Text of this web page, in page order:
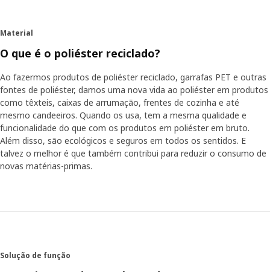
60 minutos de atividade física moderada a vigorosa por
dia. Além disso, algumas vezes por semana, recomenda-
frequência durante um maior período de tempo.
Encontre o ritmo na vida no dia a dia
A Maria tem sugestões sobre como ter tempo e energia
para fazer exercício físico regularmente no dia a dia. "Se
for possível, ir a pé ou de bicicleta para a escola é uma
excelente oportunidade para fazer exercício no dia a dia.
Tal como conviver e brincar com os amigos ao ar livre,
física, mas poderão requerer algum incentivo para
praticarem desporto ou outras atividades que sejam
apropriadas para a sua idade e interesses. Depois, se
Material
O que é o poliéster reciclado?
Ao fazermos produtos de poliéster reciclado, garrafas PET e outras
fontes de poliéster, damos uma nova vida ao poliéster em produtos
como têxteis, caixas de arrumação, frentes de cozinha e até
mesmo candeeiros. Quando os usa, tem a mesma qualidade e
funcionalidade do que com os produtos em poliéster em bruto.
Além disso, são ecológicos e seguros em todos os sentidos. E
talvez o melhor é que também contribui para reduzir o consumo de
novas matérias-primas.
Solução de função